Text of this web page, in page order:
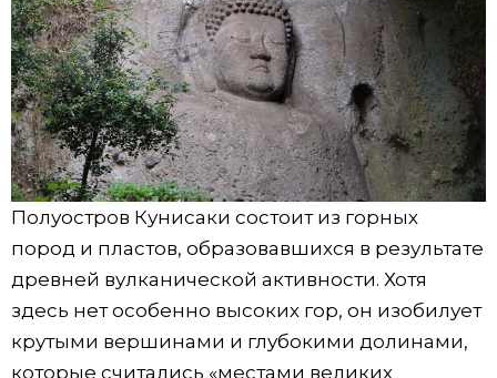
Полуостров Кунисаки состоит из горных
пород и пластов, образовавшихся в результате
древней вулканической активности. Хотя
здесь нет особенно высоких гор, он изобилует
крутыми вершинами и глубокими долинами,
которые считались «местами великих